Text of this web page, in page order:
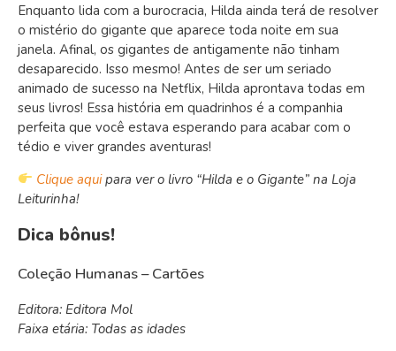
Enquanto lida com a burocracia, Hilda ainda terá de resolver
o mistério do gigante que aparece toda noite em sua
janela. Afinal, os gigantes de antigamente não tinham
desaparecido. Isso mesmo! Antes de ser um seriado
animado de sucesso na Netflix, Hilda aprontava todas em
seus livros! Essa história em quadrinhos é a companhia
perfeita que você estava esperando para acabar com o
tédio e viver grandes aventuras!
Clique aquipara ver o livro “Hilda e o Gigante” na Loja
Leiturinha!
Dica bônus!
Coleção Humanas – Cartões
Editora: Editora Mol
Faixa etária: Todas as idades